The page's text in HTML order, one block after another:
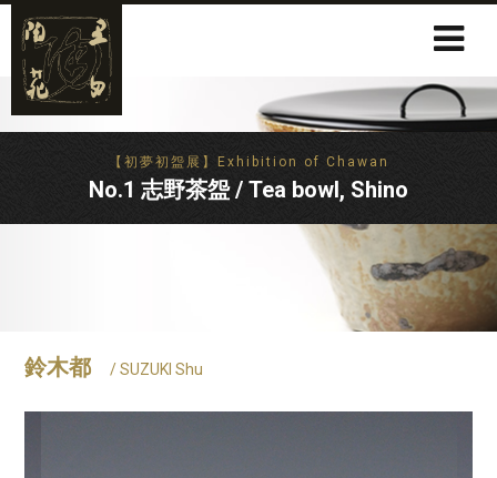
【初夢初盌展】Exhibition of Chawan
No.1 志野茶盌 / Tea bowl, Shino
鈴木都 / SUZUKI Shu